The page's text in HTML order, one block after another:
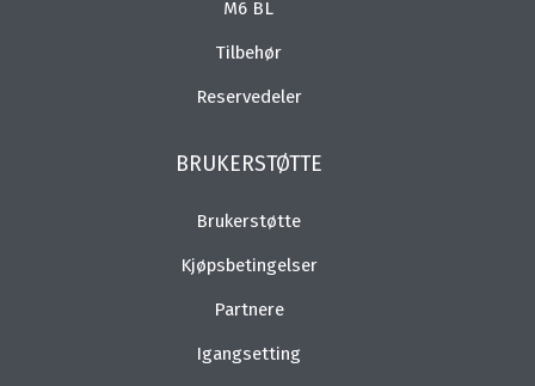
M6 BL
Tilbehør
Reservedeler
BRUKERSTØTTE
Brukerstøtte
Kjøpsbetingelser
Partnere
Igangsetting